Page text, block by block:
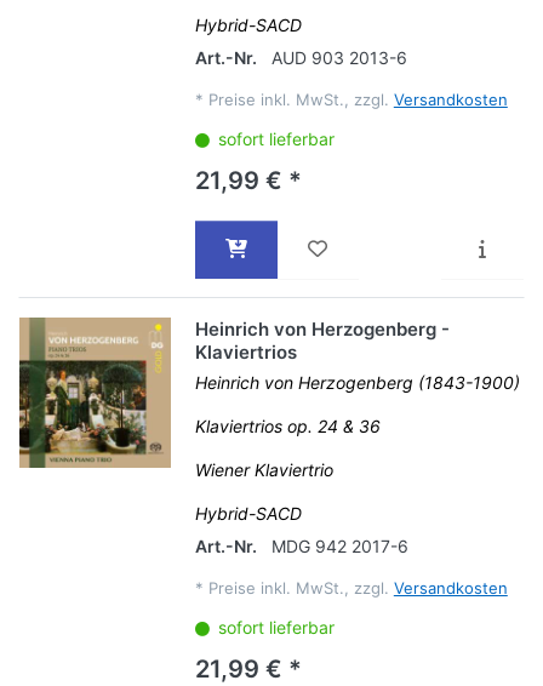
Hybrid-SACD
Art.-Nr.
AUD 903 2013-6
* Preise inkl. MwSt., zzgl. Versandkosten
sofort lieferbar
21,99 € *
Heinrich von Herzogenberg -
Klaviertrios
Heinrich von Herzogenberg (1843-1900)
Klaviertrios op. 24 & 36
Wiener Klaviertrio
Hybrid-SACD
Art.-Nr.
MDG 942 2017-6
* Preise inkl. MwSt., zzgl. Versandkosten
sofort lieferbar
21,99 € *